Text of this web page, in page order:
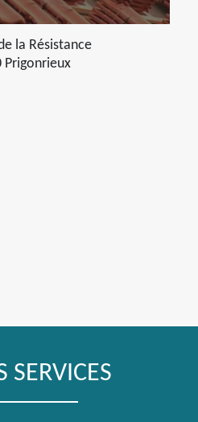
la Résistance
Prigonrieux
SERVICES